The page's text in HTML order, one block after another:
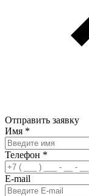
Отправить заявку
Имя *
Телефон *
E-mail